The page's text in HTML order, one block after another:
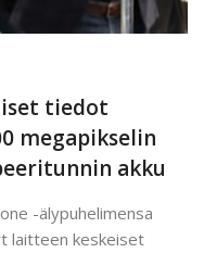
tiedot
megapikselin
akku
-älypuhelimensa
laitteen keskeiset